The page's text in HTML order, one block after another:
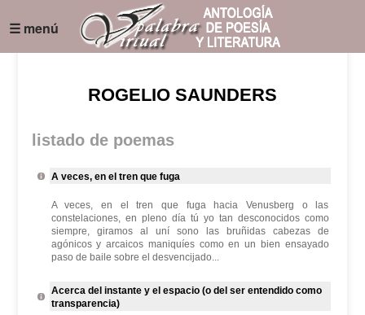
☰ menú
ROGELIO SAUNDERS
listado de poemas
A veces, en el tren que fuga
A veces, en el tren que fuga hacia Venusberg o las
constelaciones, en pleno día tú yo tan desconocidos como
siempre, giramos al uní sono las bruñidas cabezas de
agónicos y arcaicos maniquíes como en un bien ensayado
paso de baile sobre el desvencijado...
Acerca del instante y el espacio (o del ser entendido como
transparencia)